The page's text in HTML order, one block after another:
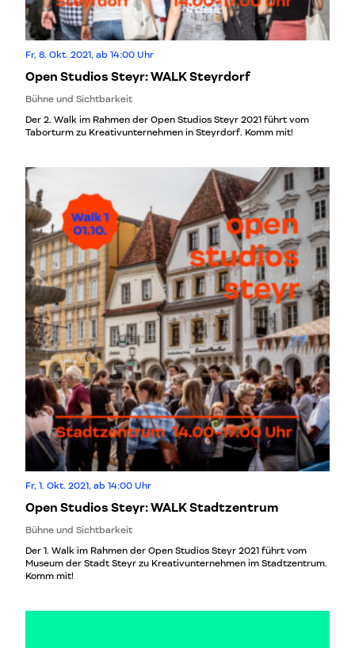
Fr, 8. Okt. 2021, ab 14:00 Uhr
Open Studios Steyr: WALK Steyrdorf
Bühne und Sichtbarkeit
Der 2. Walk im Rahmen der Open Studios Steyr 2021 führt vom
Taborturm zu Kreativunternehmen in Steyrdorf. Komm mit!
Fr, 1. Okt. 2021, ab 14:00 Uhr
Open Studios Steyr: WALK Stadtzentrum
Bühne und Sichtbarkeit
Der 1. Walk im Rahmen der Open Studios Steyr 2021 führt vom
Museum der Stadt Steyr zu Kreativunternehmen im Stadtzentrum.
Komm mit!